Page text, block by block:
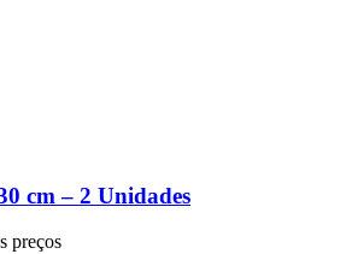
cm – 2 Unidades
preços